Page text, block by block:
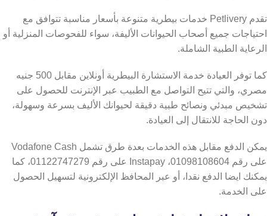
تقدم Petlivery خدمات بيطرية متنوعة بأسعار مناسبة تتوافق مع
احتياجات جميع أصحاب الحيوانات الأليفة، سواء للفحوصات المنزلية أو
الرعاية الطبية الشاملة.
كما توفر العيادة خدمة الاستشارة البيطرية أونلاين مقابل 500 جنيه
مصري، والتي تتيح التواصل مع الطبيب عبر الإنترنت للحصول على
تشخيص مبدئي ونصائح طبية دقيقة لحيوانك الأليف بسرعة وسهولة،
دون الحاجة للانتقال إلى العيادة.
يمكن الدفع مقابل هذه الخدمات بعدة طرق تشمل Vodafone Cash
على رقم 01098108604، Instapay على رقم 01122747279، كما
يمكنك ايضا الدفع نقدا، أو عبر المحافظ الإلكترونية لتسهيل الحصول
على الخدمة.